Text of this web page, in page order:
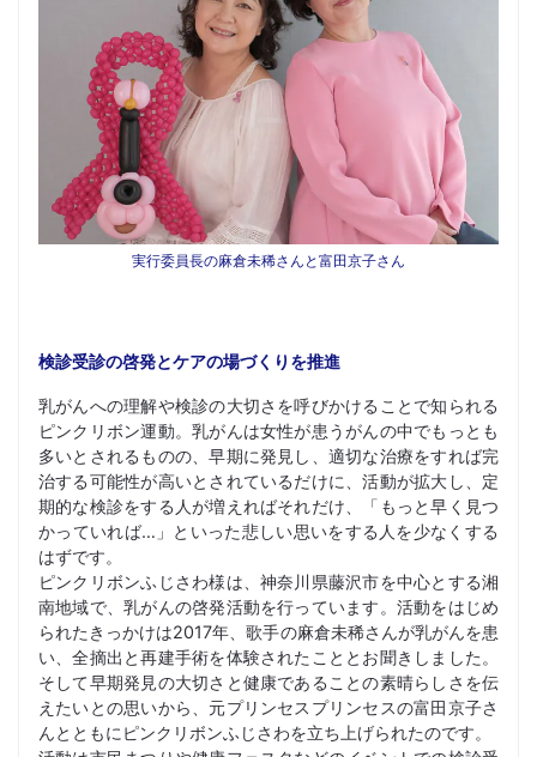
実行委員長の麻倉未稀さんと富田京子さん
検診受診の啓発とケアの場づくりを推進
乳がんへの理解や検診の大切さを呼びかけることで知られる
ピンクリボン運動。乳がんは女性が患うがんの中でもっとも
多いとされるものの、早期に発見し、適切な治療をすれば完
治する可能性が高いとされているだけに、活動が拡大し、定
期的な検診をする人が増えればそれだけ、「もっと早く見つ
かっていれば…」といった悲しい思いをする人を少なくする
はずです。
ピンクリボンふじさわ様は、神奈川県藤沢市を中心とする湘
南地域で、乳がんの啓発活動を行っています。活動をはじめ
られたきっかけは2017年、歌手の麻倉未稀さんが乳がんを患
い、全摘出と再建手術を体験されたこととお聞きしました。
そして早期発見の大切さと健康であることの素晴らしさを伝
えたいとの思いから、元プリンセスプリンセスの富田京子さ
んとともにピンクリボンふじさわを立ち上げられたのです。